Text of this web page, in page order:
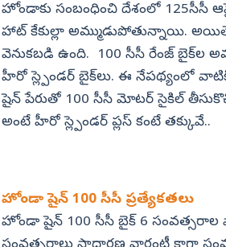
అన్నమయ్య
హోండాకు సంబంధించి దేశంలో 125సీసీ
హాట్‌ కేకుల్లా అమ్ముడుపోతున్నాయి.
వెనుకబడి ఉంది. 100 సీసీ రేంజ్‌ బైక్‌ల
హీరో స్ల్పెండర్‌ బైక్‌లు. ఈ నేపథ్యంలో
షైన్‌ పేరుతో 100 సీసీ మోటర్‌ సైకిల్‌
అంటే హీరో స్ల్పెండర్‌ ప్లస్‌ కంటే తక్కువే..
హోండా షైన్ 100 సీసీ ప్రత్యేకతలు
హోండా షైన్ 100 సీసీ బైక్‌ 6 సంవత్సరాల